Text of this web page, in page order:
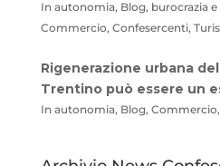
In autonomia, Blog, burocrazia
Commercio, Confesercenti,
Rigenerazione urbana
Trentino può essere un
In autonomia, Blog,